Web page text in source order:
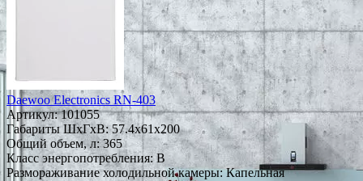
Daewoo Electronics RN-403
Артикул:101055
Габариты ШxГxВ: 57.4x61x200
Общий объем, л: 365
Класс энергопотребления: B
Размораживание холодильной камеры: Капельная